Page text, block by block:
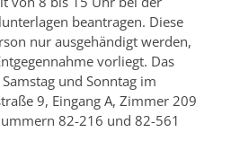
beantragen. Diese
nur ausgehändigt werden,
vorliegt. Das
und Sonntag im
9, Eingang A, Zimmer 209
82-216 und 82-561